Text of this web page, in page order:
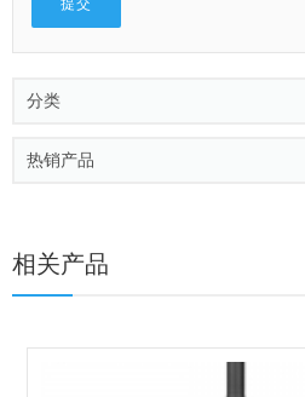
分类
热销产品
相关产品